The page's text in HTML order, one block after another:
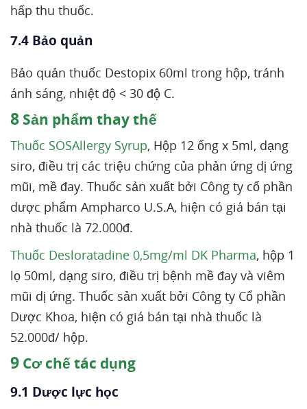
hấp thu thuốc.
7.4 Bảo quản
Bảo quản thuốc Destopix 60ml trong hộp, tránh
ánh sáng, nhiệt độ < 30 độ C.
8 Sản phẩm thay thế
Thuốc SOSAllergy Syrup, Hộp 12 ống x 5ml, dạng
siro, điều trị các triệu chứng của phản ứng dị ứng
mũi, mề đay. Thuốc sản xuất bởi Công ty cổ phần
dược phẩm Ampharco U.S.A, hiện có giá bán tại
nhà thuốc là 72.000đ.
Thuốc Desloratadine 0,5mg/ml DK Pharma, hộp 1
lọ 50ml, dạng siro, điều trị bệnh mề đay và viêm
mũi dị ứng. Thuốc sản xuất bởi Công ty Cổ phần
Dược Khoa, hiện có giá bán tại nhà thuốc là
52.000đ/ hộp.
9 Cơ chế tác dụng
9.1 Dược lực học